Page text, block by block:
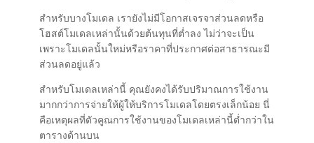
สำหรับบางโมเดล เรายังไม่มีโอกาสเจรจาส่วนลดหรือ
โฮสต์โมเดลเหล่านั้นด้วยต้นทุนที่ต่ำลง ไม่ว่าจะเป็น
เพราะโมเดลนั้นใหม่หรือราคาที่ประกาศต่อสาธารณะมี
ส่วนลดอยู่แล้ว
สำหรับโมเดลเหล่านี้ คุณยังคงได้รับปริมาณการใช้งาน
มากกว่าการจ่ายให้ผู้ให้บริการโมเดลโดยตรงเล็กน้อย นี่
คือเหตุผลที่ตัวคูณการใช้งานของโมเดลเหล่านี้ต่ำกว่าใน
ตารางด้านบน